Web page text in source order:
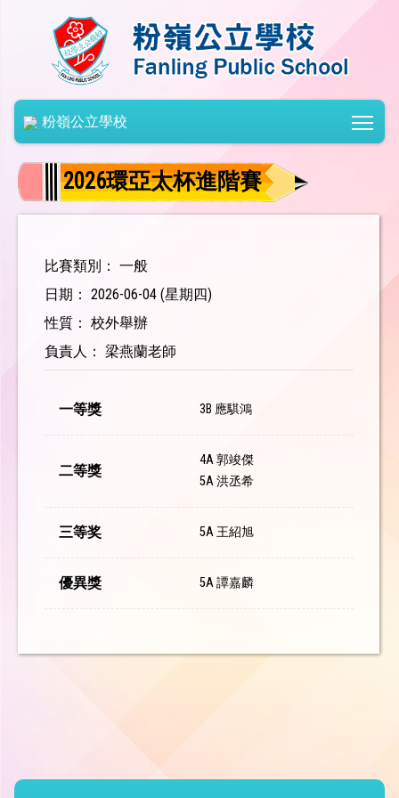
粉嶺公立學校
2026環亞太杯進階賽
比賽類別： 一般
日期： 2026-06-04 (星期四)
性質： 校外舉辦
負責人： 梁燕蘭老師
一等獎 3B 應騏鴻
二等獎
4A 郭竣傑
5A 洪丞希
三等奖 5A 王紹旭
優異獎 5A 譚嘉麟